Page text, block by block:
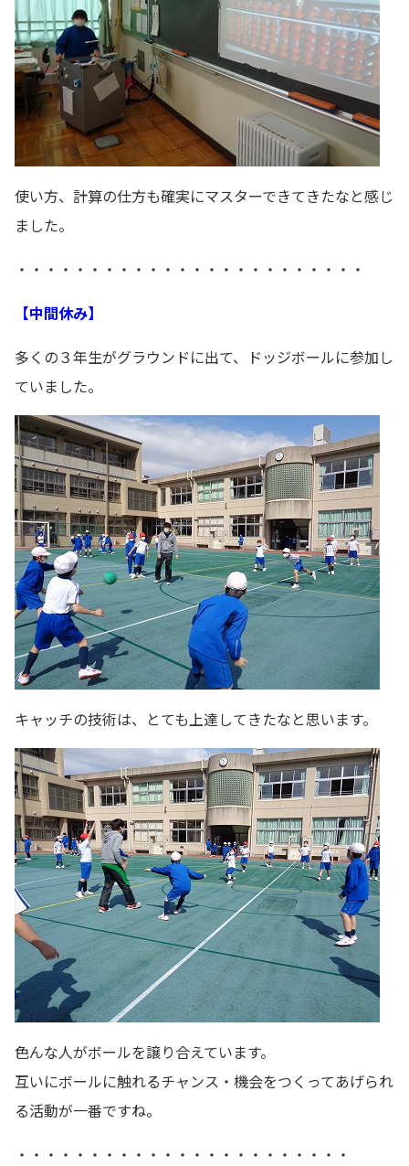
使い方、計算の仕方も確実にマスターできてきたなと感じ
ました。
・・・・・・・・・・・・・・・・・・・・・・・・
【中間休み】
多くの３年生がグラウンドに出て、ドッジボールに参加し
ていました。
キャッチの技術は、とても上達してきたなと思います。
色んな人がボールを譲り合えています。
互いにボールに触れるチャンス・機会をつくってあげられ
る活動が一番ですね。
・・・・・・・・・・・・・・・・・・・・・・・